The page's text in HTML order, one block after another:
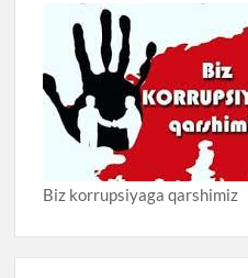
Biz korrupsiyaga qarshimiz